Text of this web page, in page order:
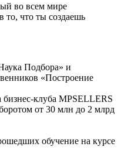
во всем мире
то, что ты создаешь
Подбора» и
«Построение
бизнес-клуба MPSELLERS
от 30 млн до 2 млрд
обучение на курсе